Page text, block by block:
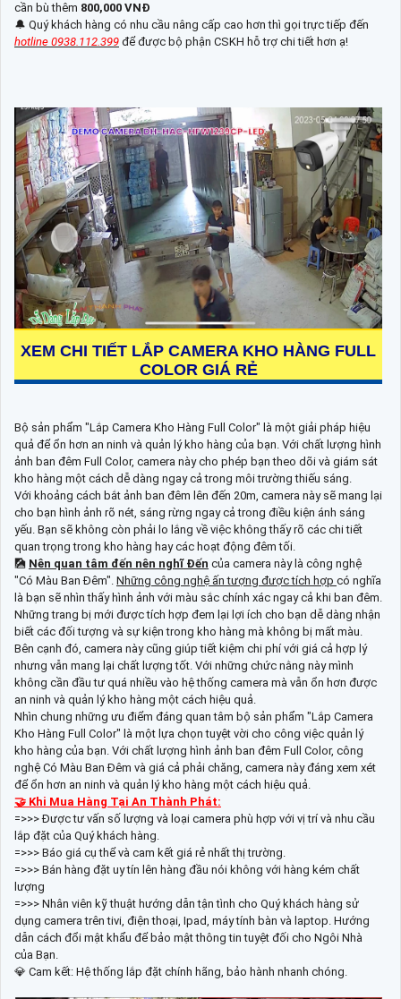
cần bù thêm 800,000 VNĐ
🔔 Quý khách hàng có nhu cầu nâng cấp cao hơn thì gọi trực tiếp đến
hotline 0938.112.399 để được bộ phận CSKH hỗ trợ chi tiết hơn ạ!
XEM CHI TIẾT LẮP CAMERA KHO HÀNG FULL
COLOR GIÁ RẺ
Bộ sản phẩm "Lắp Camera Kho Hàng Full Color" là một giải pháp hiệu
quả để ổn hơn an ninh và quản lý kho hàng của bạn. Với chất lượng hình
ảnh ban đêm Full Color, camera này cho phép bạn theo dõi và giám sát
kho hàng một cách dễ dàng ngay cả trong môi trường thiếu sáng.
Với khoảng cách bắt ảnh ban đêm lên đến 20m, camera này sẽ mang lại
cho bạn hình ảnh rõ nét, sáng rừng ngay cả trong điều kiện ánh sáng
yếu. Bạn sẽ không còn phải lo lắng về việc không thấy rõ các chi tiết
quan trọng trong kho hàng hay các hoạt động đêm tối.
🎑 Nên quan tâm đến nên nghĩ Đến của camera này là công nghệ
"Có Màu Ban Đêm". Những công nghệ ấn tượng được tích hợp có nghĩa
là bạn sẽ nhìn thấy hình ảnh với màu sắc chính xác ngay cả khi ban đêm.
Những trang bị mới được tích hợp đem lại lợi ích cho bạn dễ dàng nhận
biết các đối tượng và sự kiện trong kho hàng mà không bị mất màu.
Bên cạnh đó, camera này cũng giúp tiết kiệm chi phí với giá cả hợp lý
nhưng vẫn mang lại chất lượng tốt. Với những chức nằng này mình
không cần đầu tư quá nhiều vào hệ thống camera mà vẫn ổn hơn được
an ninh và quản lý kho hàng một cách hiệu quả.
Nhìn chung những ưu điểm đáng quan tâm bộ sản phẩm "Lắp Camera
Kho Hàng Full Color" là một lựa chọn tuyệt vời cho công việc quản lý
kho hàng của bạn. Với chất lượng hình ảnh ban đêm Full Color, công
nghệ Có Màu Ban Đêm và giá cả phải chăng, camera này đáng xem xét
để ổn hơn an ninh và quản lý kho hàng một cách hiệu quả.
🤝 Khi Mua Hàng Tại An Thành Phát:
=>>> Được tư vấn số lượng và loại camera phù hợp với vị trí và nhu cầu
lắp đặt của Quý khách hàng.
=>>> Báo giá cụ thể và cam kết giá rẻ nhất thị trường.
=>>> Bán hàng đặt uy tín lên hàng đầu nói không với hàng kém chất
lượng
=>>> Nhân viên kỹ thuật hướng dẫn tận tình cho Quý khách hàng sử
dụng camera trên tivi, điện thoại, Ipad, máy tính bàn và laptop. Hướng
dẫn cách đổi mật khẩu để bảo mật thông tin tuyệt đối cho Ngôi Nhà
của Bạn.
💎 Cam kết: Hệ thống lắp đặt chính hãng, bảo hành nhanh chóng.